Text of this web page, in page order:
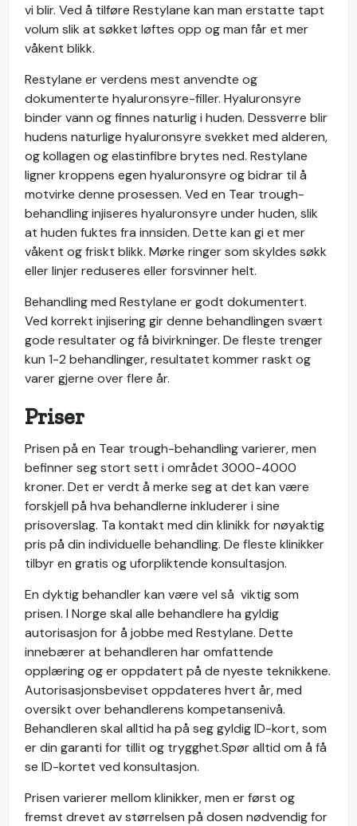
vi blir. Ved å tilføre Restylane kan man erstatte tapt
volum slik at søkket løftes opp og man får et mer
våkent blikk.
Restylane er verdens mest anvendte og
dokumenterte hyaluronsyre-filler. Hyaluronsyre
binder vann og finnes naturlig i huden. Dessverre blir
hudens naturlige hyaluronsyre svekket med alderen,
og kollagen og elastinfibre brytes ned. Restylane
ligner kroppens egen hyaluronsyre og bidrar til å
motvirke denne prosessen. Ved en Tear trough-
behandling injiseres hyaluronsyre under huden, slik
at huden fuktes fra innsiden. Dette kan gi et mer
våkent og friskt blikk. Mørke ringer som skyldes søkk
eller linjer reduseres eller forsvinner helt.
Behandling med Restylane er godt dokumentert.
Ved korrekt injisering gir denne behandlingen svært
gode resultater og få bivirkninger. De fleste trenger
kun 1-2 behandlinger, resultatet kommer raskt og
varer gjerne over flere år.
Priser
Prisen på en Tear trough-behandling varierer, men
befinner seg stort sett i området 3000-4000
kroner. Det er verdt å merke seg at det kan være
forskjell på hva behandlerne inkluderer i sine
prisoverslag. Ta kontakt med din klinikk for nøyaktig
pris på din individuelle behandling. De fleste klinikker
tilbyr en gratis og uforpliktende konsultasjon.
En dyktig behandler kan være vel så viktig som
prisen. I Norge skal alle behandlere ha gyldig
autorisasjon for å jobbe med Restylane. Dette
innebærer at behandleren har omfattende
opplæring og er oppdatert på de nyeste teknikkene.
Autorisasjonsbeviset oppdateres hvert år, med
oversikt over behandlerens kompetansenivå.
Behandleren skal alltid ha på seg gyldig ID-kort, som
er din garanti for tillit og trygghet.Spør alltid om å få
se ID-kortet ved konsultasjon.
Prisen varierer mellom klinikker, men er først og
fremst drevet av størrelsen på dosen nødvendig for